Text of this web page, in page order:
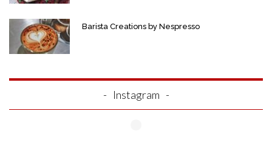
Barista Creations by Nespresso
Instagram